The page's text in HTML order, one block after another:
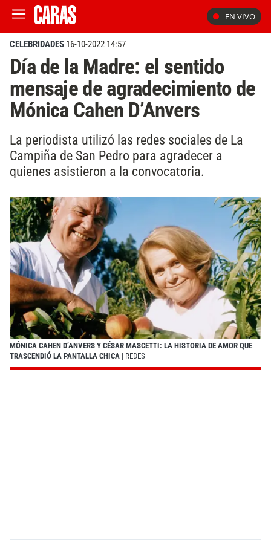
EN VIVO
CELEBRIDADES 16-10-2022 14:57
Día de la Madre: el sentido
mensaje de agradecimiento de
Mónica Cahen D’Anvers
La periodista utilizó las redes sociales de La
Campiña de San Pedro para agradecer a
quienes asistieron a la convocatoria.
MÓNICA CAHEN D’ANVERS Y CÉSAR MASCETTI: LA HISTORIA DE AMOR QUE
TRASCENDIÓ LA PANTALLA CHICA | REDES